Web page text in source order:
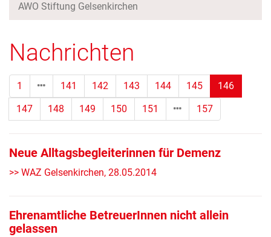
AWO Stiftung Gelsenkirchen
Nachrichten
1 141 142 143 144 145 146
147 148 149 150 151 157
Neue Alltagsbegleiterinnen für Demenz
>> WAZ Gelsenkirchen, 28.05.2014
Ehrenamtliche BetreuerInnen nicht allein
gelassen